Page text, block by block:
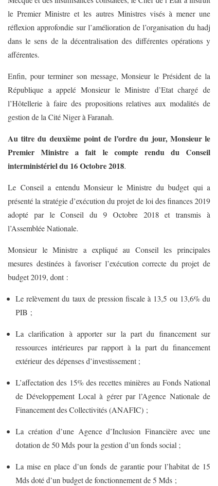
le Premier Ministre et les autres Ministres visés à mener une
réflexion approfondie sur l’amélioration de l’organisation du hadj
dans le sens de la décentralisation des différentes opérations y
afférentes.
Enfin, pour terminer son message, Monsieur le Président de la
République a appelé Monsieur le Ministre d’Etat chargé de
l’Hôtellerie à faire des propositions relatives aux modalités de
gestion de la Cité Niger à Faranah.
Au titre du deuxième point de l’ordre du jour, Monsieur le
Premier Ministre a fait le compte rendu du Conseil
interministériel du 16 Octobre 2018.
Le Conseil a entendu Monsieur le Ministre du budget qui a
présenté la stratégie d’exécution du projet de loi des finances 2019
adopté par le Conseil du 9 Octobre 2018 et transmis à
l’Assemblée Nationale.
Monsieur le Ministre a expliqué au Conseil les principales
mesures destinées à favoriser l’exécution correcte du projet de
budget 2019, dont :
Le relèvement du taux de pression fiscale à 13,5 ou 13,6% du
PIB ;
La clarification à apporter sur la part du financement sur
ressources intérieures par rapport à la part du financement
extérieur des dépenses d’investissement ;
L’affectation des 15% des recettes minières au Fonds National
de Développement Local à gérer par l’Agence Nationale de
Financement des Collectivités (ANAFIC) ;
La création d’une Agence d’Inclusion Financière avec une
dotation de 50 Mds pour la gestion d’un fonds social ;
La mise en place d’un fonds de garantie pour l’habitat de 15
Mds doté d’un budget de fonctionnement de 5 Mds ;